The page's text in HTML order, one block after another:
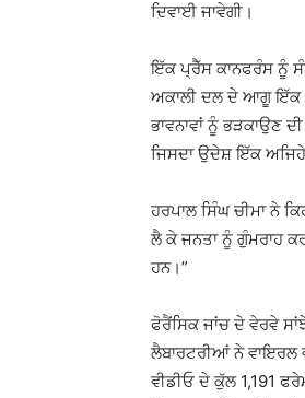
ਦਿਵਾਈ ਜਾਵੇਗੀ।
ਇੱਕ ਪ੍ਰੈੱਸ ਕਾਨਫਰੰਸ ਨੂੰ
ਅਕਾਲੀ ਦਲ ਦੇ ਆਗੂ ਇੱਕ
ਭਾਵਨਾਵਾਂ ਨੂੰ ਭੜਕਾਉਣ
ਜਿਸਦਾ ਉਦੇਸ਼ ਇੱਕ
ਹਰਪਾਲ ਸਿੰਘ ਚੀਮਾ ਨੇ
ਲੈ ਕੇ ਜਨਤਾ ਨੂੰ ਗੁੰਮਰਾਹ
ਹਨ।”
ਫੋਰੈਂਸਿਕ ਜਾਂਚ ਦੇ ਵੇਰਵੇ
ਲੈਬਾਰਟਰੀਆਂ ਨੇ ਵਾਇਰਲ
ਵੀਡੀਓ ਦੇ ਕੁੱਲ 1,191